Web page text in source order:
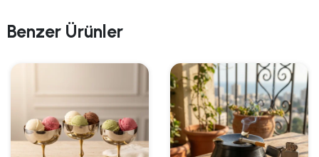
Benzer Ürünler